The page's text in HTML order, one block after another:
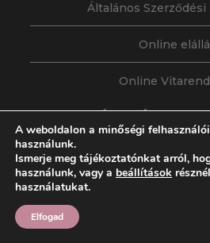
Általános
Online
Online
HÍRLEVÉL
Értesüljön első kézből a
Manufaktúra új termékeiről,
akciós ajánlatairól,
segítségével fontos és
juthat gyorsan,
A weboldalon a minőségi
használunk.
Ismerje meg tájékoztatónkat arról,
használunk, vagy a beállítások
használatukat.
Elfogad